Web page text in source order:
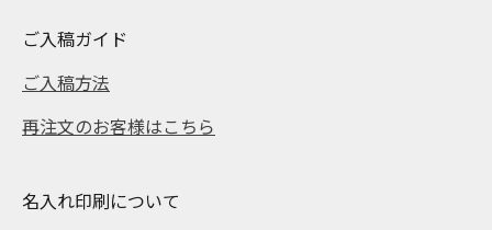
ご入稿ガイド
ご入稿方法
再注文のお客様はこちら
名入れ印刷について